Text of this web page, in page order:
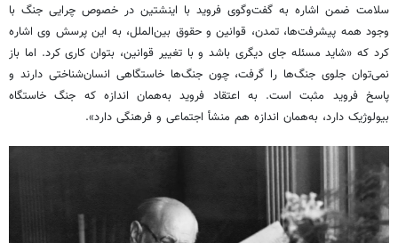
سلامت ضمن اشاره به گفت‌وگوی فروید با اینشتین در خصوص چرایی جنگ با
وجود همه پیشرفت‌ها، تمدن، قوانین و حقوق بین‌الملل، به این پرسش وی اشاره
کرد که «شاید مسئله جای دیگری باشد و با تغییر قوانین، بتوان کاری کرد. اما باز
نمی‌توان جلوی جنگ‌ها را گرفت، چون جنگ‌ها خاستگاهی انسان‌شناختی دارند و
پاسخ فروید مثبت است. به اعتقاد فروید به‌همان اندازه که جنگ خاستگاه
بیولوژیک دارد، به‌همان اندازه هم منشأ اجتماعی و فرهنگی دارد».